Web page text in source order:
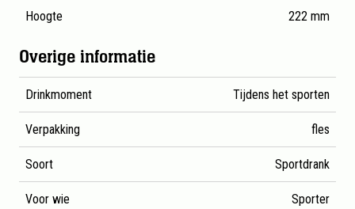
Hoogte 222 mm
Overige informatie
Drinkmoment Tijdens het sporten
Verpakking fles
Soort Sportdrank
Voor wie Sporter